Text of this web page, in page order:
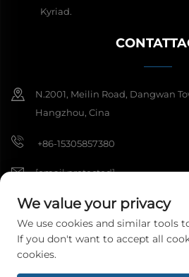
Kyriad.
N.2001, Meilin Road, Dangwan
Hangzhou, Cina
+86-15305857380
[email protected]
Copyright © 2025 Hangzhou Meibi
Tutti i diritti riservati.
We value your privacy
We use cookies and similar tools
If you don't want to accept all
cookies.